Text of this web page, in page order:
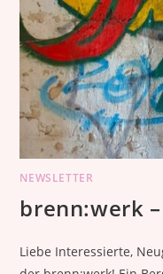
NEWSLETTER
brenn:werk
Liebe Interessierte,